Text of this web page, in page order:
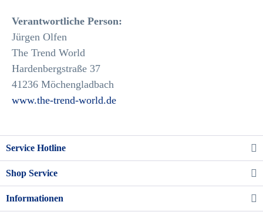
Verantwortliche Person:
Jürgen Olfen
The Trend World
Hardenbergstraße 37
41236 Möchengladbach
www.the-trend-world.de
Service Hotline
Shop Service
Informationen